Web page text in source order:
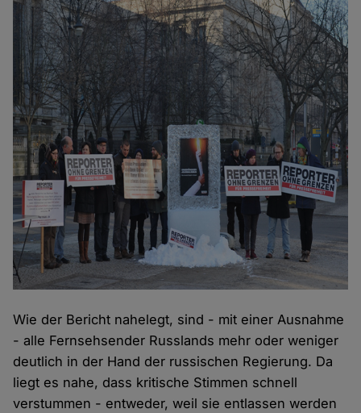
Wie der Bericht nahelegt, sind - mit einer Ausnahme
- alle Fernsehsender Russlands mehr oder weniger
deutlich in der Hand der russischen Regierung. Da
liegt es nahe, dass kritische Stimmen schnell
verstummen - entweder, weil sie entlassen werden